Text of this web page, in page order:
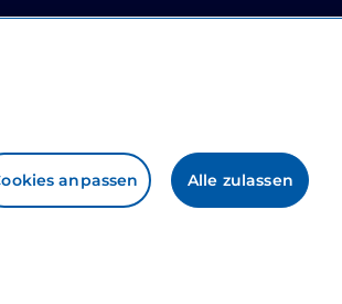
anpassen Alle zulassen